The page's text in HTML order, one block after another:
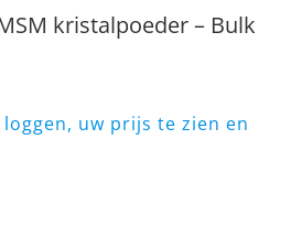
kristalpoeder – Bulk
uw prijs te zien en